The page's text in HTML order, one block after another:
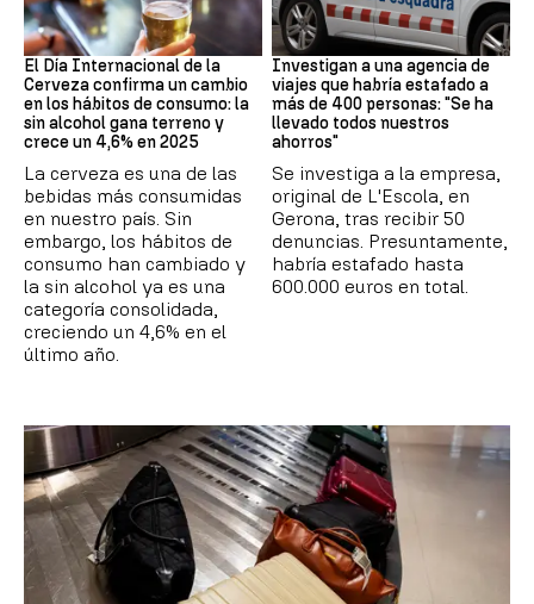
Día Internacional Cerveza
El Día Internacional de la
Cerveza confirma un cambio
en los hábitos de consumo: la
sin alcohol gana terreno y
crece un 4,6% en 2025
La cerveza es una de las
bebidas más consumidas
en nuestro país. Sin
embargo, los hábitos de
consumo han cambiado y
la sin alcohol ya es una
categoría consolidada,
creciendo un 4,6% en el
último año.
Estafa
Investigan a una agencia de
viajes que habría estafado a
más de 400 personas: "Se ha
llevado todos nuestros
ahorros"
Se investiga a la empresa,
original de L'Escola, en
Gerona, tras recibir 50
denuncias. Presuntamente,
habría estafado hasta
600.000 euros en total.